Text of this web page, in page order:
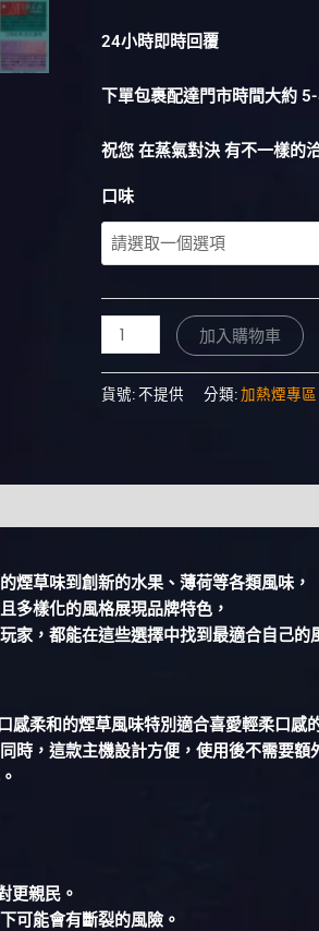
24小時即時回覆
下單包裹配達門市時間大約
祝您 在蒸氣對決 有不一樣的
口味
加入購物車
貨號:不提供 分類:加熱煙專區
煙草味到創新的水果、薄荷等各類風味，
多樣化的風格展現品牌特色，
家，都能在這些選擇中找到最適合自己的
柔和的煙草風味特別適合喜愛輕柔口感
時，這款主機設計方便，使用後不需要額
更親民。
可能會有斷裂的風險。